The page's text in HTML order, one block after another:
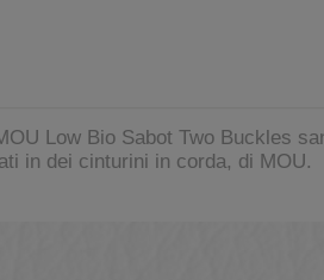
Low Bio Sabot Two Buckles
in dei cinturini in corda, di MOU.